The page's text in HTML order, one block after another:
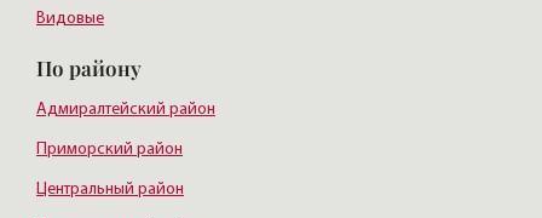
Видовые
По району
Адмиралтейский район
Приморский район
Центральный район